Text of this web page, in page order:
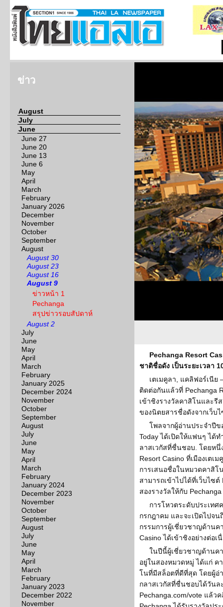
ข่าว
August
July
June
June 27
June 20
June 13
June 6
May
April
March
February
January 2026
December
November
October
September
August
August 30
August 23
August 16
August 9
ข่าวหน้า 1
Pechanga
สรุปข่าวรอบสัปดาห์
August 2
July
June
May
April
March
February
January 2025
December 2024
November
October
September
August
July
June
May
April
March
February
January 2024
December 2023
November
October
September
August
July
June
May
April
March
February
January 2023
December 2022
November
Pechanga Resort
ชาติชื่อดัง เป็นระยะเวลา
เตเมคูลา, แคลิฟอร์เนีย
ติดต่อกันแล้วที่ Pechanga
เข้าชิงรางวัลคาสิโนและรี
ของนิตยสารชื่อดังจากเว็บไ
โพลจากผู้อ่านประจำปีข
Today ได้เปิดให้แฟนๆ ได้
ลาสเวกัสที่ชื่นชอบ. โดยหนึ่
Resort Casino ที่เมืองเตเ
การเสนอชื่อในหมวดคาสิโ
สามารถเข้าไปได้ที่เว็บไซต์
สองรางวัลให้กับ
การโหวตระดับประเท
กรกฎาคม และจะเปิดไปจ
กรรมการผู้เชี่ยวชาญด้านค
Casino ได้เข้าชิงอย่างต่อเ
ในปีนี้ผู้เชี่ยวชาญด้านค
อยู่ในสองหมวดหมู่ ได้แก่
โนที่มีสล็อตที่ดีที่สุด โดยผู้อ่
กลาสเวกัสที่ชื่นชอบได้วันล
Pechanga.com/vote แล้ว